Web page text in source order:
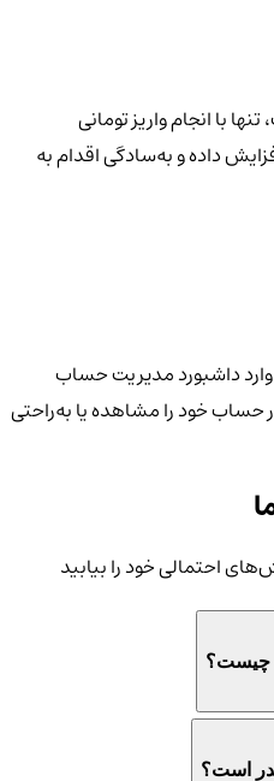
با انجام واریز تومانی
داده و به‌سادگی اقدام به
داشبورد مدیریت حساب
حساب خود را مشاهده یا به‌راحتی
احتمالی خود را بیابید